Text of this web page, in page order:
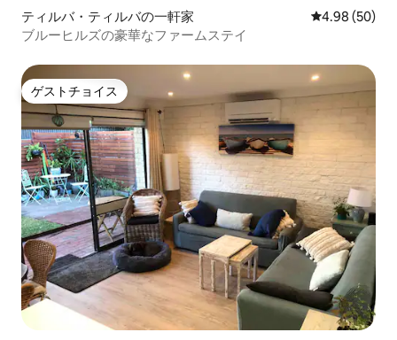
ティルバ・ティルバの一軒家 レビュー50
4.98 (50)
ブルーヒルズの豪華なファームステイ
ゲストチョイス
ゲストチョイス